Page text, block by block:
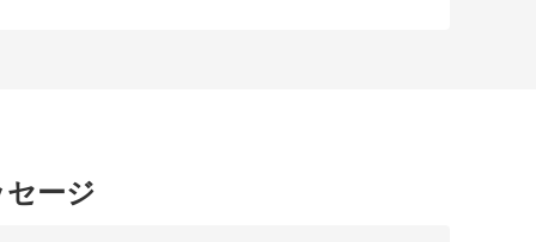
セージ